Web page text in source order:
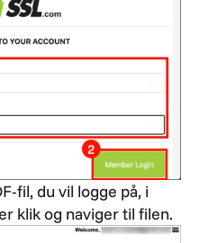
fil, du vil logge på, i
klik og naviger til filen.